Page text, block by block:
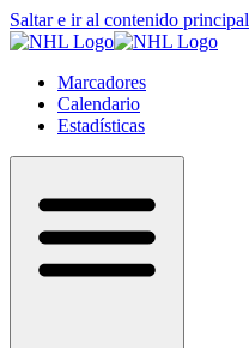
Saltar e ir al contenido principal
Marcadores
Calendario
Estadísticas